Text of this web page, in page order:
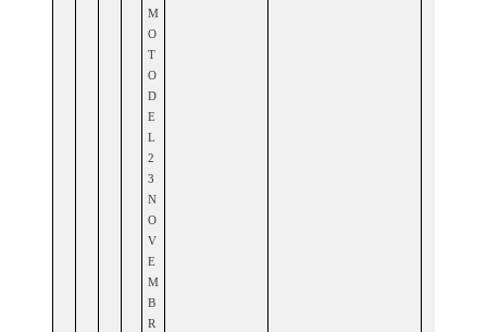
M
O
T
O
D
E
L
2
3
N
O
V
E
M
B
R